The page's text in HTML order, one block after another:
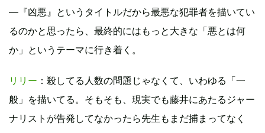
―『凶悪』というタイトルだから最悪な犯罪者を描いてい
るのかと思ったら、最終的にはもっと大きな「悪とは何
か」というテーマに行き着く。
リリー ：殺してる人数の問題じゃなくて、いわゆる「一
般」を描いてる。そもそも、現実でも藤井にあたるジャー
ナリストが告発してなかったら先生もまだ捕まってなく